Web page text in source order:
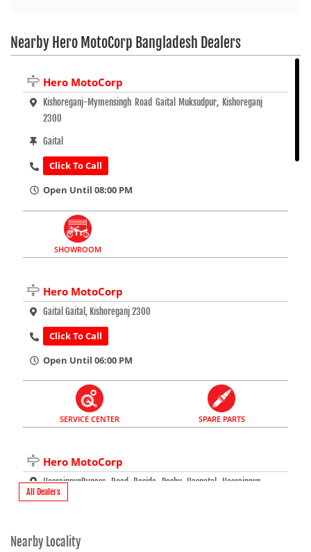
Nearby Hero MotoCorp Bangladesh Dealers
Hero MotoCorp
Kishoreganj-Mymensingh Road Gaital Muksudpur, Kishoreganj
2300
Gaital
Click To Call
Open Until 08:00 PM
SHOWROOM
Hero MotoCorp
Gaital Gaital, Kishoreganj 2300
Click To Call
Open Until 06:00 PM
SERVICE CENTER SPARE PARTS
Hero MotoCorp
HossainpurBypass Road Beside Poshu Haspatal Hossainpur,
Kishoreganj 2320
Click To Call
All Dealers
Nearby Locality